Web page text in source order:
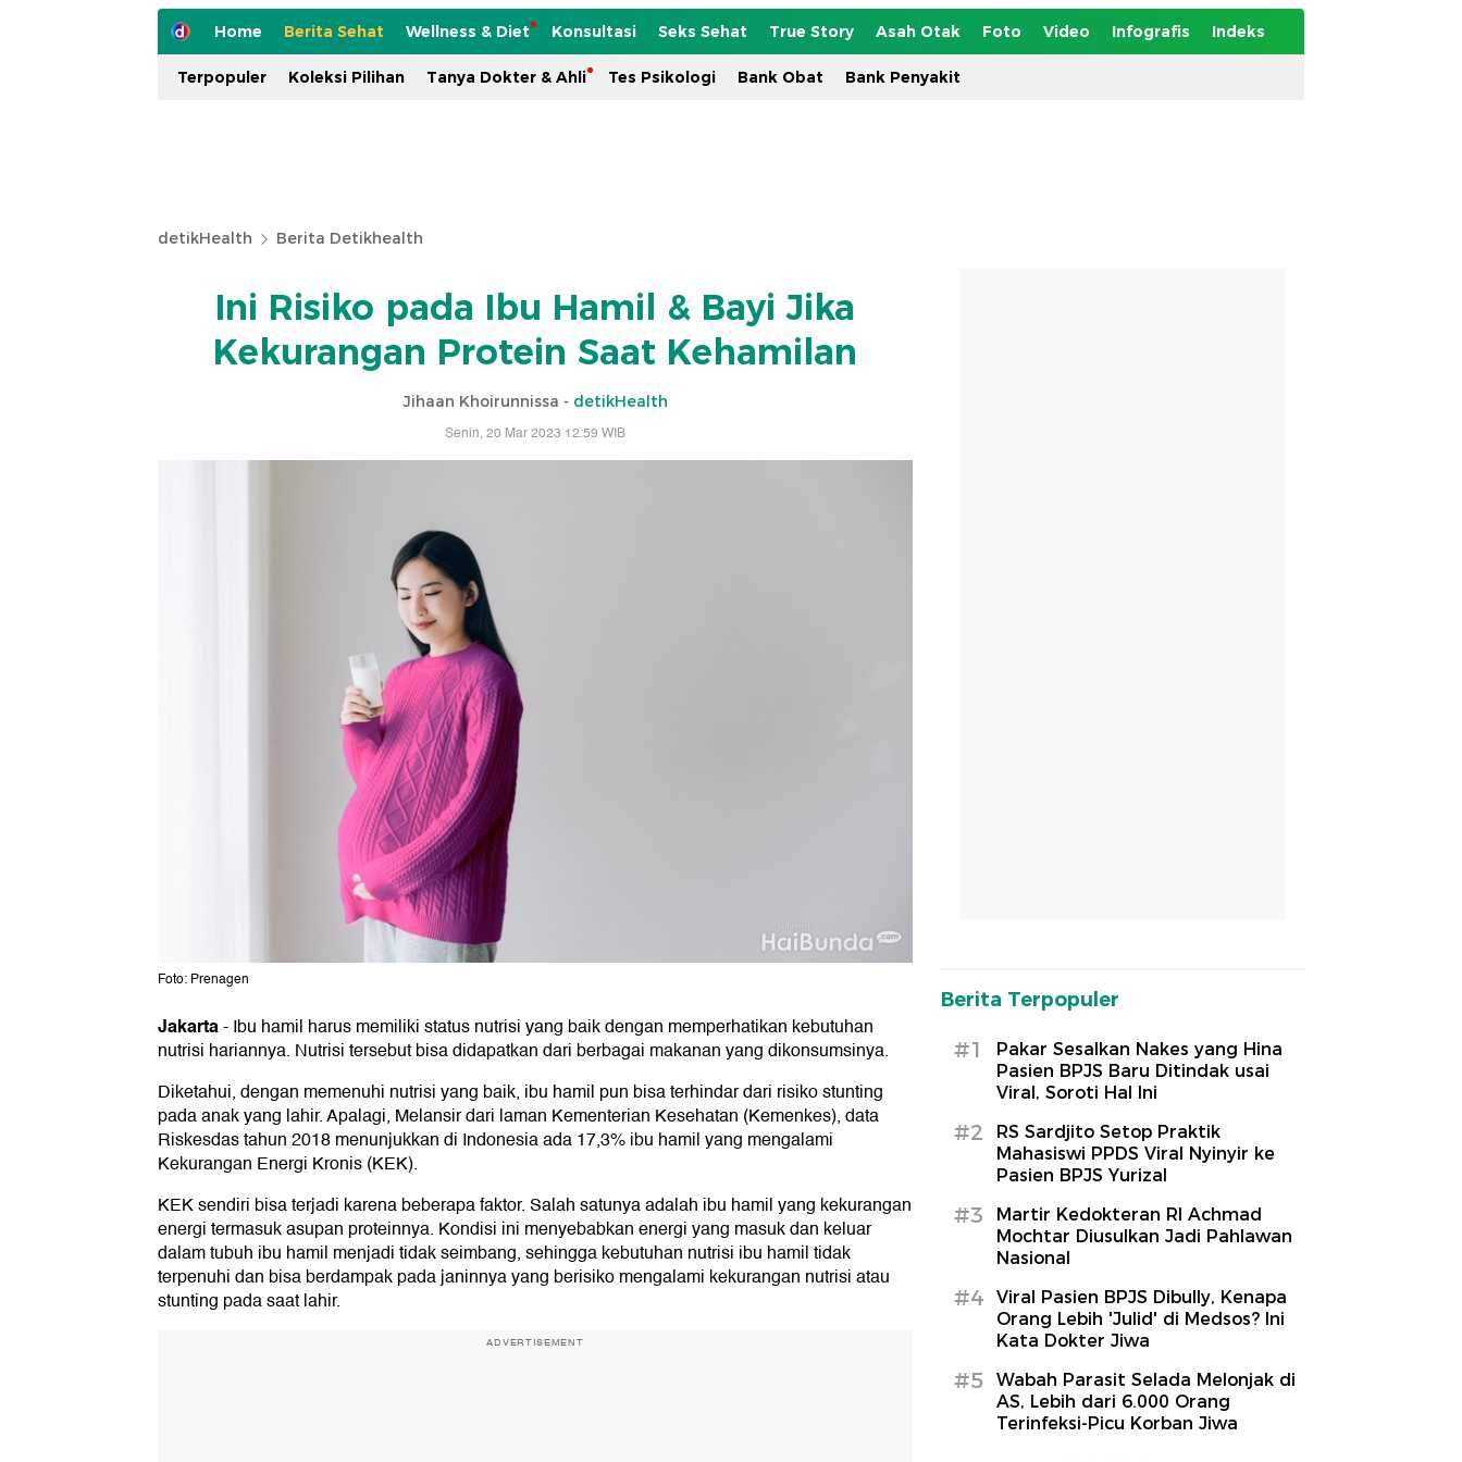
Home Berita Sehat Wellness & Diet Konsultasi Seks Sehat True Story Asah Otak Foto Video Infografis Indeks
Terpopuler Koleksi Pilihan Tanya Dokter & Ahli Tes Psikologi Bank Obat Bank Penyakit
detikHealth Berita Detikhealth
Ini Risiko pada Ibu Hamil & Bayi Jika
Kekurangan Protein Saat Kehamilan
Jihaan Khoirunnissa - detikHealth
Senin, 20 Mar 2023 12:59 WIB
Foto: Prenagen
Jakarta-Ibu hamil harus memiliki status nutrisi yang baik dengan memperhatikan kebutuhan
nutrisi hariannya. Nutrisi tersebut bisa didapatkan dari berbagai makanan yang dikonsumsinya.
Diketahui, dengan memenuhi nutrisi yang baik, ibu hamil pun bisa terhindar dari risiko stunting
pada anak yang lahir. Apalagi, Melansir dari laman Kementerian Kesehatan (Kemenkes), data
Riskesdas tahun 2018 menunjukkan di Indonesia ada 17,3% ibu hamil yang mengalami
Kekurangan Energi Kronis (KEK).
KEK sendiri bisa terjadi karena beberapa faktor. Salah satunya adalah ibu hamil yang kekurangan
energi termasuk asupan proteinnya. Kondisi ini menyebabkan energi yang masuk dan keluar
dalam tubuh ibu hamil menjadi tidak seimbang, sehingga kebutuhan nutrisi ibu hamil tidak
terpenuhi dan bisa berdampak pada janinnya yang berisiko mengalami kekurangan nutrisi atau
stunting pada saat lahir.
ADVERTISEMENT
Berita Terpopuler
#1
Pakar Sesalkan Nakes yang Hina
Pasien BPJS Baru Ditindak usai
Viral, Soroti Hal Ini
#2
RS Sardjito Setop Praktik
Mahasiswi PPDS Viral Nyinyir ke
Pasien BPJS Yurizal
#3
Martir Kedokteran RI Achmad
Mochtar Diusulkan Jadi Pahlawan
Nasional
#4
Viral Pasien BPJS Dibully, Kenapa
Orang Lebih 'Julid' di Medsos? Ini
Kata Dokter Jiwa
#5
Wabah Parasit Selada Melonjak di
AS, Lebih dari 6.000 Orang
Terinfeksi-Picu Korban Jiwa